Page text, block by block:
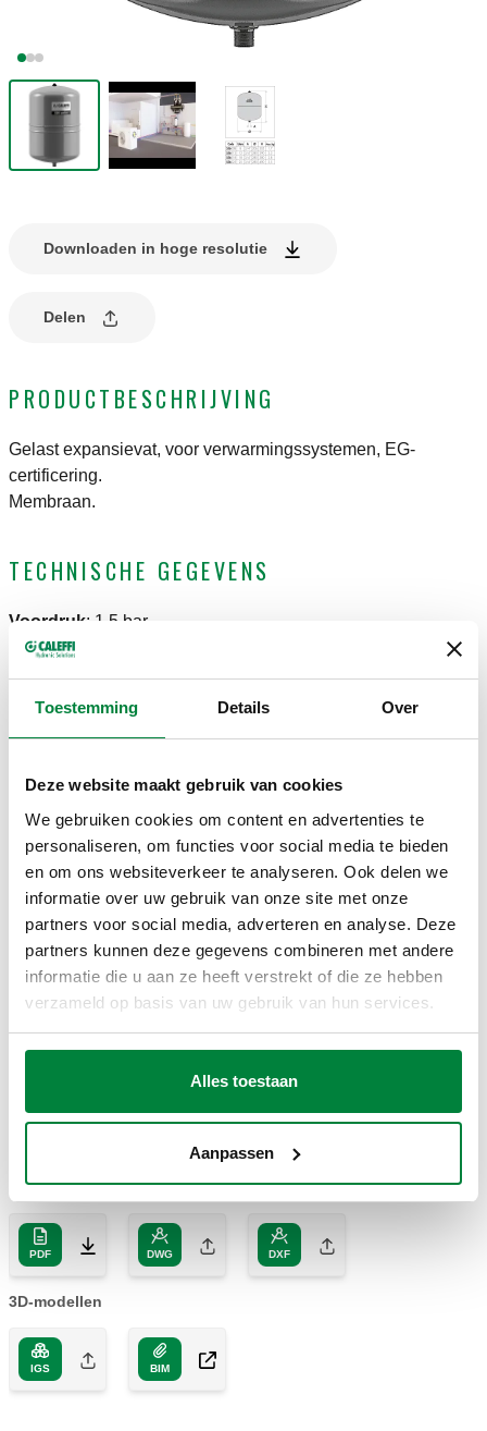
Toestemming Details Over
Deze website maakt gebruik van cookies
We gebruiken cookies om content en advertenties te
personaliseren, om functies voor social media te bieden
en om ons websiteverkeer te analyseren. Ook delen we
informatie over uw gebruik van onze site met onze
partners voor social media, adverteren en analyse. Deze
partners kunnen deze gegevens combineren met andere
informatie die u aan ze heeft verstrekt of die ze hebben
verzameld op basis van uw gebruik van hun services.
Alles toestaan
Aanpassen
Downloaden in hoge resolutie
Delen
PRODUCTBESCHRIJVING
Gelast expansievat, voor verwarmingssystemen, EG-
certificering.
Membraan.
TECHNISCHE GEGEVENS
Voordruk: 1,5 bar
Medium:
Temperatuurbereik membraan:
CERTIFICERINGEN
TEKENINGEN EN SPECIFICATIES
Artikelnummer Aansluiting Volume Actions
556008 R 3/4" (EN 10226-1) M 8 l
2D-tekeningen
PDF DWG DXF
3D-modellen
IGS BIM